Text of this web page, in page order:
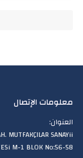
معلومات الإتصال
العنوان:
MUTFAKÇILAR SANAYii
M-1 BLOK No:56-58